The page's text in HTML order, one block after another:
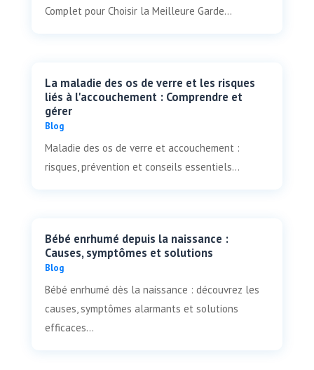
Complet pour Choisir la Meilleure Garde...
La maladie des os de verre et les risques
liés à l'accouchement : Comprendre et
gérer
Blog
Maladie des os de verre et accouchement :
risques, prévention et conseils essentiels...
Bébé enrhumé depuis la naissance :
Causes, symptômes et solutions
Blog
Bébé enrhumé dès la naissance : découvrez les
causes, symptômes alarmants et solutions
efficaces...